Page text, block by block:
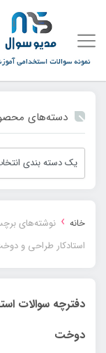
دسته‌های
خانه › نوشته‌های
استادکار طراحی و
دفترچه سوالات
دوخت